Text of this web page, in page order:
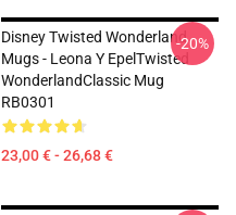
Disney Twisted Wonderland
Mugs - Leona Y EpelTwisted
WonderlandClassic Mug
RB0301
23,00 € - 26,68 €
-20%